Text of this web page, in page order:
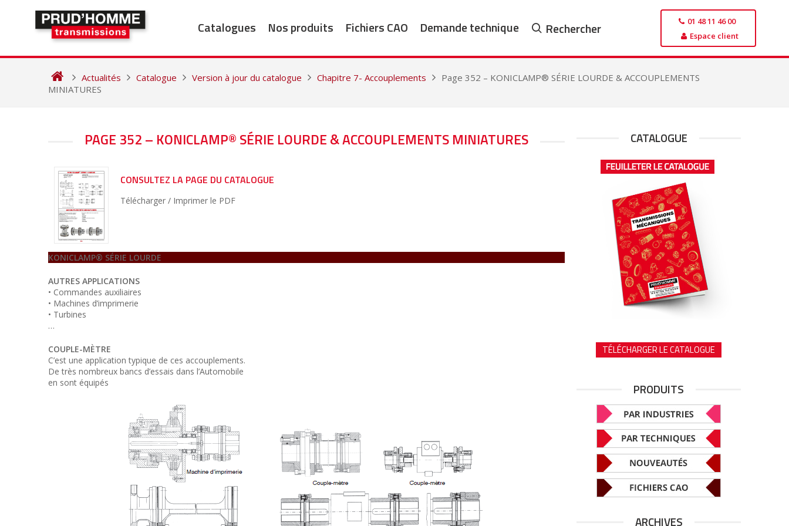
Catalogues Nos produits Fichiers CAO Demande technique Rechercher
01 48 11 46 00
Espace client
Actualités Catalogue Version à jour du catalogue Chapitre 7- Accouplements
Page 352 – KONICLAMP® SÉRIE LOURDE & ACCOUPLEMENTS
MINIATURES
PAGE 352 – KONICLAMP® SÉRIE LOURDE & ACCOUPLEMENTS MINIATURES
CONSULTEZ LA PAGE DU CATALOGUE
Télécharger / Imprimer le PDF
KONICLAMP® SÉRIE LOURDE
AUTRES APPLICATIONS
• Commandes auxiliaires
• Machines d’imprimerie
• Turbines
…
COUPLE-MÈTRE
C’est une application typique de ces accouplements.
De très nombreux bancs d’essais dans l’Automobile
en sont équipés
NAVIGATION
L’ARTICLE
CATALOGUE
TÉLÉCHARGER LE CATALOGUE
PRODUITS
ARCHIVES